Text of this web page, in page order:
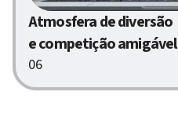
Atmosfera de diversão
e competição amigável
06